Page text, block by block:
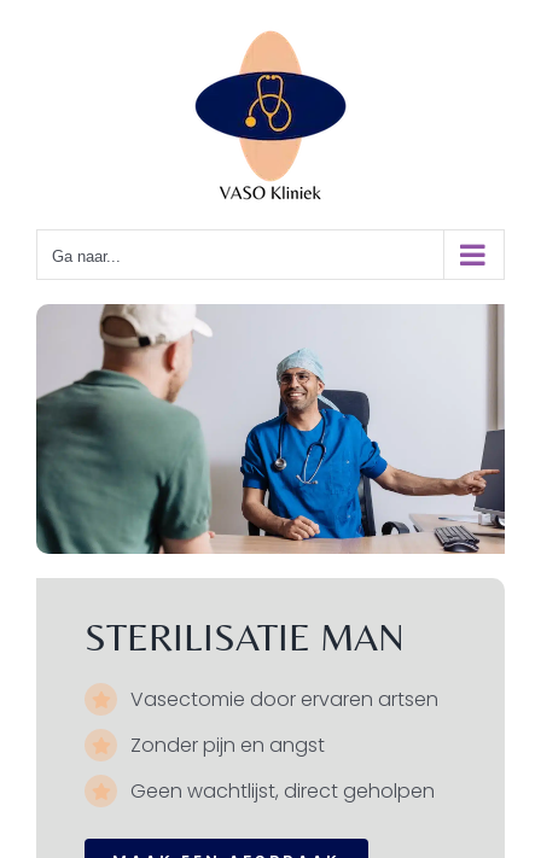
Ga naar...
STERILISATIE MAN
Vasectomie door ervaren artsen
Zonder pijn en angst
Geen wachtlijst, direct geholpen